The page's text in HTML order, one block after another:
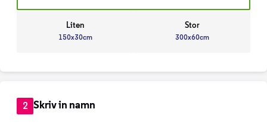
Liten
150x30cm
Stor
300x60cm
2 Skriv in namn